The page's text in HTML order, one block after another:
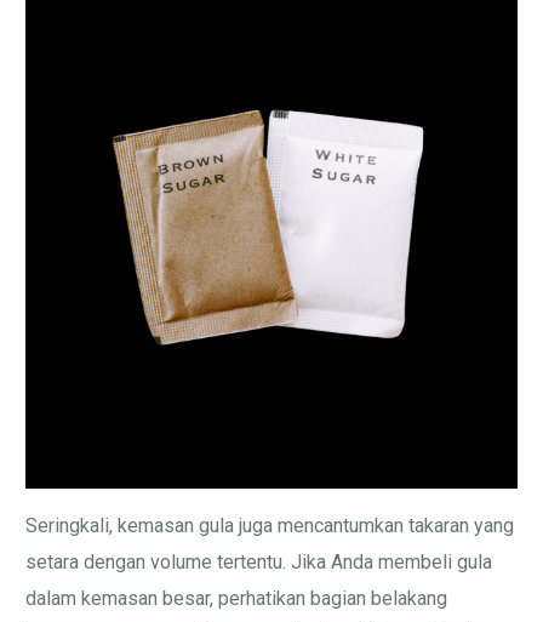
Seringkali, kemasan gula juga mencantumkan takaran yang
setara dengan volume tertentu. Jika Anda membeli gula
dalam kemasan besar, perhatikan bagian belakang